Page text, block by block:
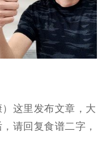
这里发布文章，大
请回复食谱二字，